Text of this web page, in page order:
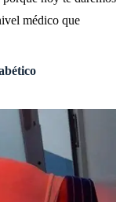
médico que